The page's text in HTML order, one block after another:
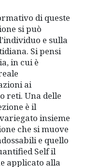
di queste
si può
e sulla
Si pensi
in cui è
ai
reti. Una delle
è il
insieme
che si muove
e quello
Self il
applicato alla